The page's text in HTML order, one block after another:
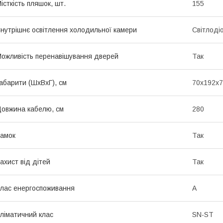
пляшок, шт. 155
освітлення холодильної камери
перенавішування дверей Так
(ШхВхГ), см
кабелю, см 280
Так
від дітей Так
енергоспоживання A
клас SN-ST